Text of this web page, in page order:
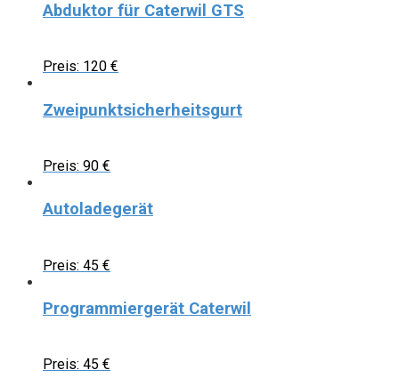
Abduktor für Caterwil GTS
Preis: 120 €
Zweipunktsicherheitsgurt
Preis: 90 €
Autoladegerät
Preis: 45 €
Programmiergerät Caterwil
Preis: 45 €